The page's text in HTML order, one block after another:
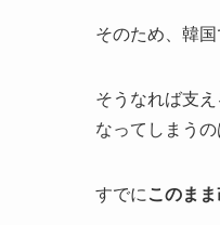
そのため、韓
そうなれば支
なってしまうの
すでに このま